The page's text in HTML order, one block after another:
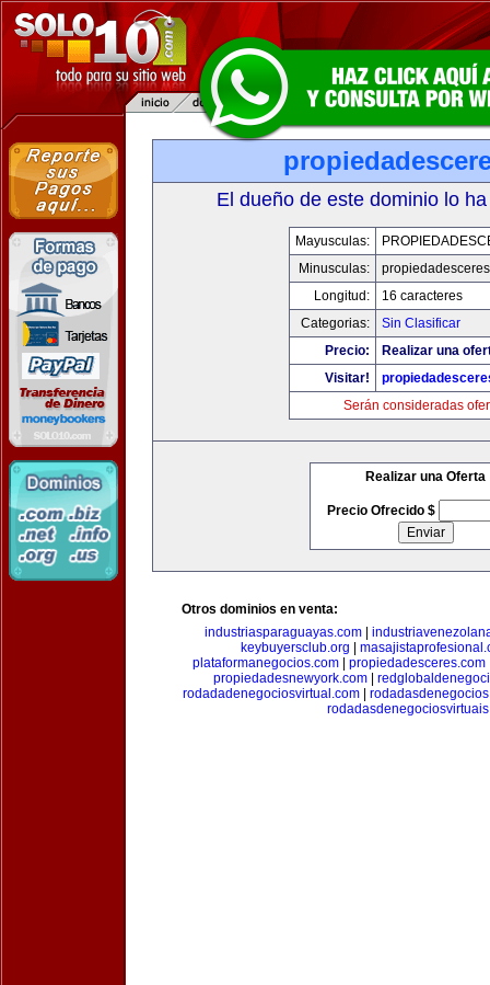
El dueño de este dominio lo
Mayusculas:
Minusculas:
Longitud:
16 caracteres
Categorias:
Sin Clasificar
Precio:
Realizar una
Visitar!
Serán consideradas
Realizar una Oferta
Precio Ofrecido $
Otros dominios en venta:
industriasparaguayas.com
keybuyersclub.org
plataformanegocios.com
propiedadesceres.com
propiedadesnewyork.com|
rodadadenegociosvirtual.com|